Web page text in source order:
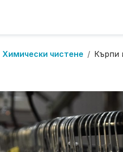
Химически чистене / Кърпи